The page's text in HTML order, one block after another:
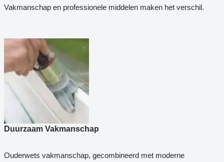
Vakmanschap en professionele middelen maken het verschil.
Duurzaam Vakmanschap
Ouderwets vakmanschap, gecombineerd met moderne